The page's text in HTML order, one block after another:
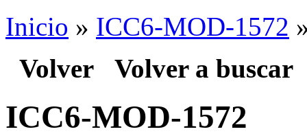
Inicio » ICC6-MOD-1572
Volver Volver a buscar
ICC6-MOD-1572